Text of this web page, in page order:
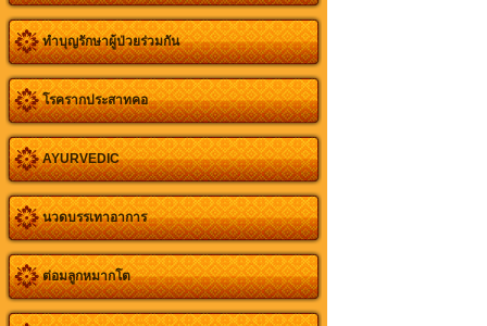
ทำบุญรักษาผู้ป่วยร่วมกัน
โรครากประสาทคอ
AYURVEDIC
นวดบรรเทาอาการ
ต่อมลูกหมากโต